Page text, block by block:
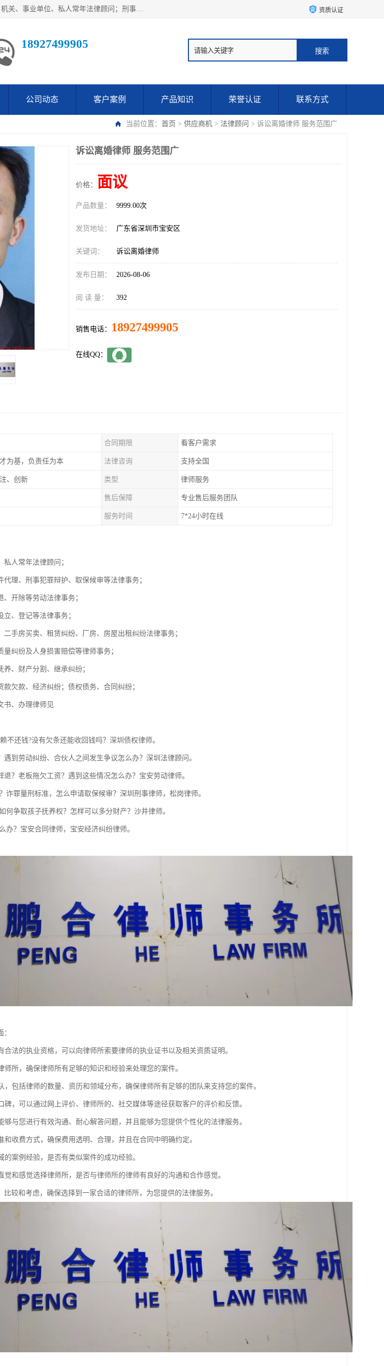
广东鹏合律师事务所主要业务范围：法律顾问、刑事案件、劳动争议；主要业务有：机关、事业单位、私人常年法律顾问；刑事案件辩护、案件代理、犯罪辩护、取保候审等法律事务；以及劳动合同、工伤、工资、辞退、开除等劳动法律事务；多年来，欧辉律师团队一直秉承“以信为本，以法为业”的执业理念，用自己的专业所长为当事人提供优质法律服务，深得当事人的一致好评及信赖。 资质认证
18927499905
公司动态 客户案例 产品知识 荣誉认证 联系方式
当前位置： 首页 > 供应商机 > 法律顾问 > 诉讼离婚律师 服务范围广
诉讼离婚律师 服务范围广
价格： 面议
产品数量： 9999.00次
发货地址： 广东省深圳市宝安区
关键词： 诉讼离婚律师
发布日期： 2026-08-06
阅 读 量： 392
销售电话： 18927499905
在线QQ：
合同期限 看客户需求
为基，负责任为本 法律咨询 支持全国
、创新 类型 律师服务
售后保障 专业售后服务团队
服务时间 7*24小时在线
私人常年法律顾问；
代理、刑事犯罪辩护、取保候审等法律事务；
退、开除等劳动法律事务；
设立、登记等法律事务；
二手房买卖、租赁纠纷、厂房、房屋出租纠纷法律事务；
量纠纷及人身损害赔偿等律师事务；
抚养、财产分割、继承纠纷；
款欠款、经济纠纷；债权债务、合同纠纷；
书、办理律师见
不还钱?没有欠条还能收回钱吗？深圳债权律师。
到劳动纠纷、合伙人之间发生争议怎么办？深圳法律顾问。
？老板拖欠工资？遇到这些情况怎么办？宝安劳动律师。
诈罪量刑标准，怎么申请取保候审？深圳刑事律师，松岗律师。
何争取孩子抚养权？怎样可以多分财产？沙井律师。
办？宝安合同律师，宝安经济纠纷律师。
法的执业资格，可以向律师所索要律师的执业证书以及相关资质证明。
所，确保律师所有足够的知识和经验来处理您的案件。
包括律师的数量、资历和领域分布，确保律师所有足够的团队来支持您的案件。
，可以通过网上评价、律师所的、社交媒体等途径获取客户的评价和反馈。
与您进行有效沟通、耐心解答问题，并且能够为您提供个性化的法律服务。
收费方式，确保费用透明、合理，并且在合同中明确约定。
案例经验，是否有类似案件的成功经验。
和感觉选择律师所，是否与律师所的律师有良好的沟通和合作感觉。
较和考虑，确保选择到一家合适的律师所，为您提供的法律服务。